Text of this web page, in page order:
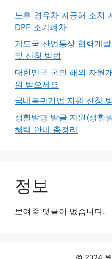
노후 경유차 저공해 조치
DPF 조기폐차
개도국 산업통상 협력개
및 신청 방법
대한민국 국민 해외 자원
원 받으세요
국내복귀기업 지원 신청
생활발명 발굴 지원(생활
혜택 안내 총정리
정보
보여줄 댓글이 없습니다.
© 2024